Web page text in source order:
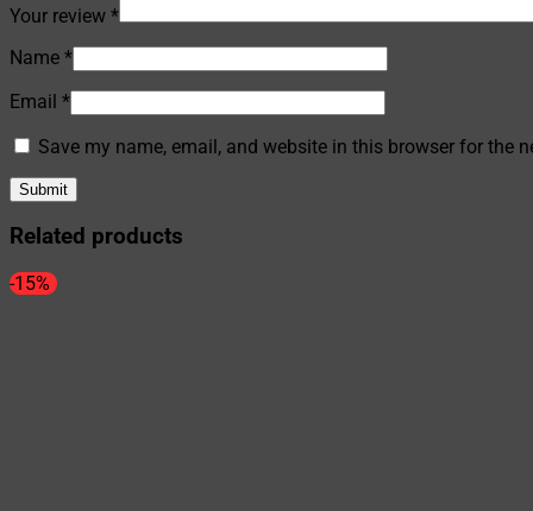
Your review *
Name *
Email *
Save my name, email, and website in this browser for the
Related products
-15%